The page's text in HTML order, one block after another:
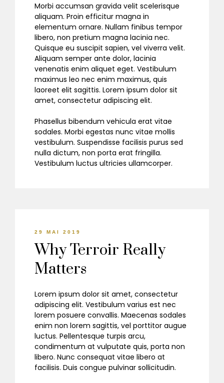
Morbi accumsan gravida velit scelerisque
aliquam. Proin efficitur magna in
elementum ornare. Nullam finibus tempor
libero, non pretium magna lacinia nec.
Quisque eu suscipit sapien, vel viverra velit.
Aliquam semper ante dolor, lacinia
venenatis enim aliquet eget. Vestibulum
maximus leo nec enim maximus, quis
laoreet elit sagittis. Lorem ipsum dolor sit
amet, consectetur adipiscing elit.
Phasellus bibendum vehicula erat vitae
sodales. Morbi egestas nunc vitae mollis
vestibulum. Suspendisse facilisis purus sed
nulla dictum, non porta erat fringilla.
Vestibulum luctus ultricies ullamcorper.
29 MAI 2019
Why Terroir Really
Matters
Lorem ipsum dolor sit amet, consectetur
adipiscing elit. Vestibulum varius est nec
lorem posuere convallis. Maecenas sodales
enim non lorem sagittis, vel porttitor augue
luctus. Pellentesque turpis arcu,
condimentum at vulputate quis, porta non
libero. Nunc consequat vitae libero at
facilisis. Duis congue pulvinar sollicitudin.